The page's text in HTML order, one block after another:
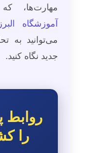
مهارت‌ها،
آموزشگاه البرز
می‌توانید به
جدید نگاه کنید.
روابط
را